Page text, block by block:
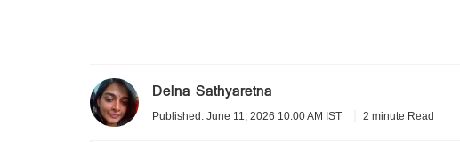
Delna Sathyaretna
Published: June 11, 2026 10:00 AM IST 2 minute Read